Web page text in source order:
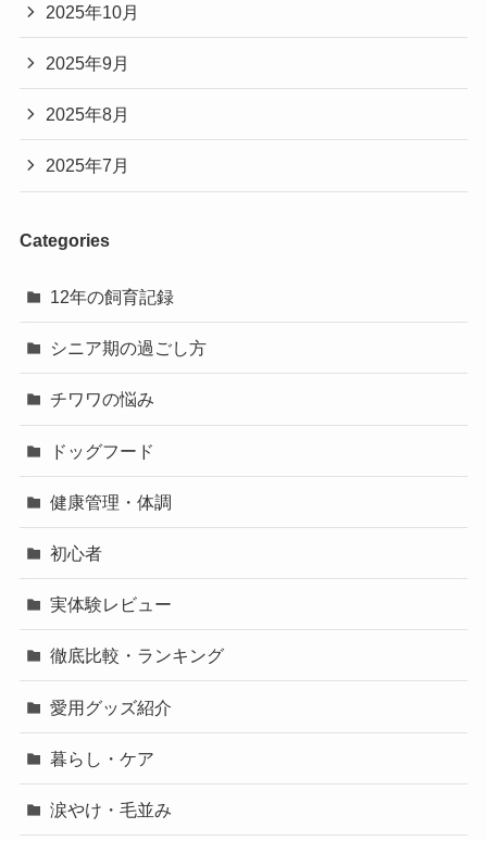
2025年10月
2025年9月
2025年8月
2025年7月
Categories
12年の飼育記録
シニア期の過ごし方
チワワの悩み
ドッグフード
健康管理・体調
初心者
実体験レビュー
徹底比較・ランキング
愛用グッズ紹介
暮らし・ケア
涙やけ・毛並み